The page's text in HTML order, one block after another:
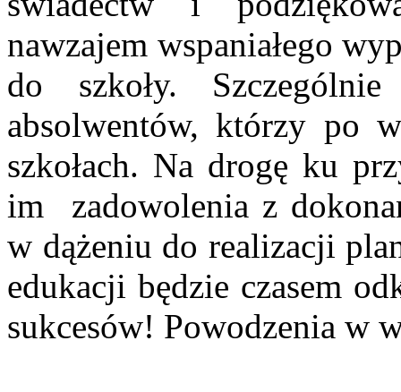
nawzajem wspaniałego
do szkoły.
absolwentów, którzy po
szkołach. Na drogę ku
im zadowolenia z
w dążeniu do realizacji
edukacji będzie czasem
sukcesów! Powodzenia w